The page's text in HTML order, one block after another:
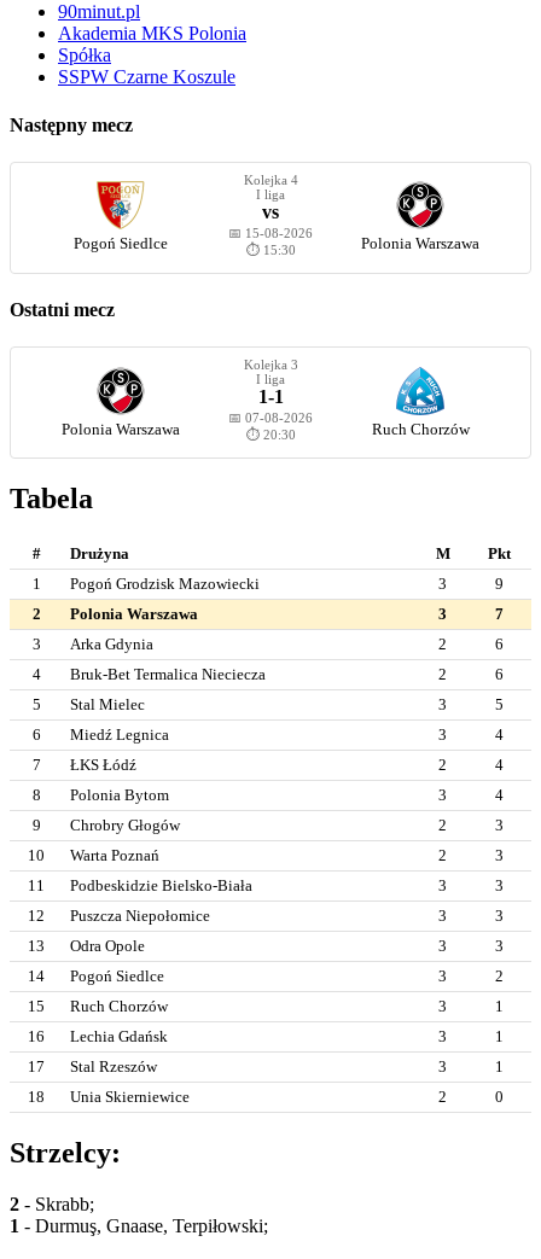
90minut.pl
Akademia MKS Polonia
Spółka
SSPW Czarne Koszule
Następny mecz
Pogoń Siedlce
Kolejka 4
I liga
vs
📅 15-08-2026
⏱️ 15:30
Polonia Warszawa
Ostatni mecz
Polonia Warszawa
Kolejka 3
I liga
1-1
📅 07-08-2026
⏱️ 20:30
Ruch Chorzów
Tabela
# Drużyna M
Pkt
1
Pogoń Grodzisk Mazowiecki 3
9
2
Polonia Warszawa 3
7
3
Arka Gdynia 2
6
4
Bruk-Bet Termalica Nieciecza 2
6
5
Stal Mielec 3
5
6
Miedź Legnica 3
4
7
ŁKS Łódź 2
4
8
Polonia Bytom 3
4
9
Chrobry Głogów 2
3
10
Warta Poznań 2
3
11
Podbeskidzie Bielsko-Biała 3
3
12
Puszcza Niepołomice 3
3
13
Odra Opole 3
3
14
Pogoń Siedlce 3
2
15
Ruch Chorzów 3
1
16
Lechia Gdańsk 3
1
17
Stal Rzeszów 3
1
18
Unia Skierniewice 2 0
Strzelcy:
2 - Skrabb;
1 - Durmuş, Gnaase, Terpiłowski;